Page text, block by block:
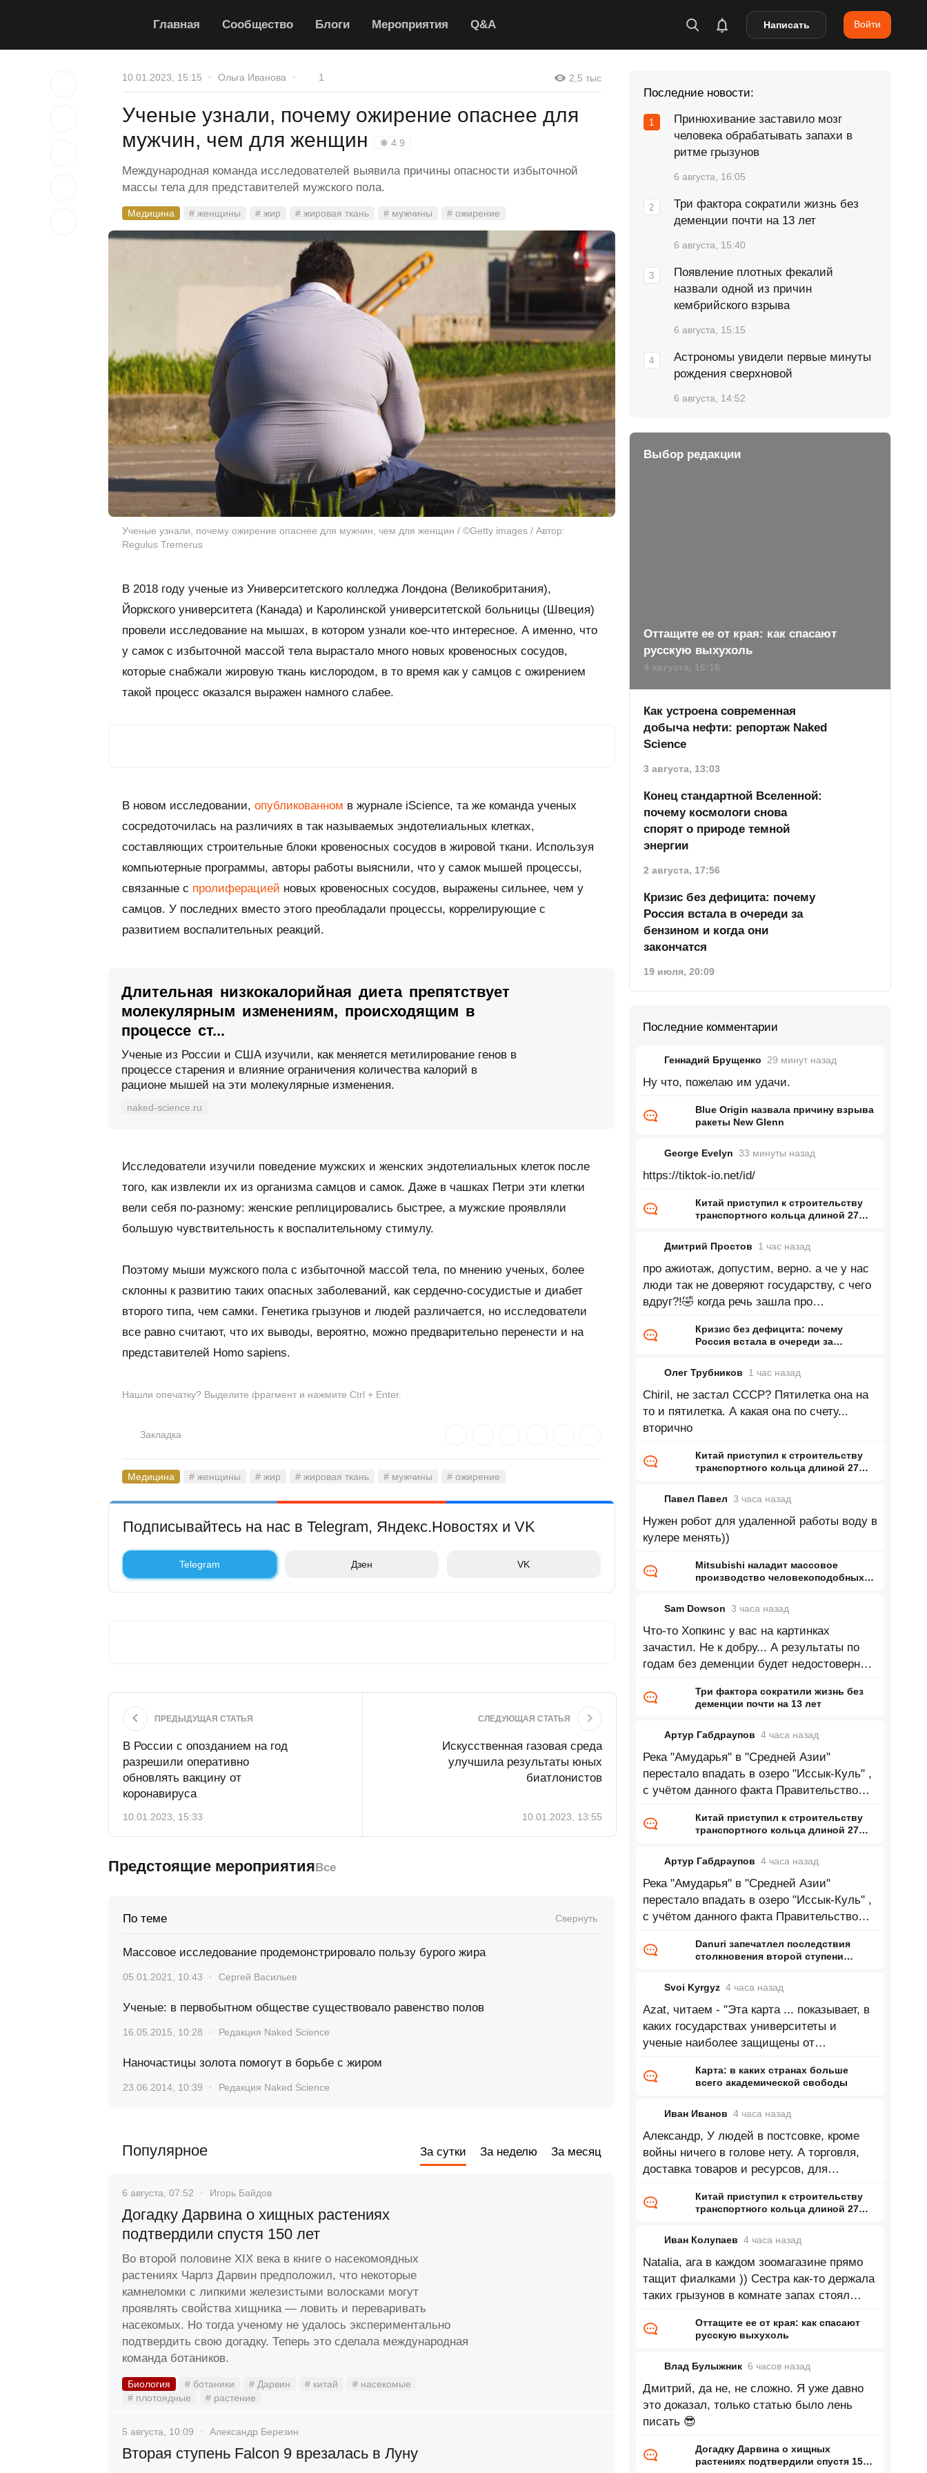
Главная Сообщество Блоги Мероприятия Q&A Написать Войти
10.01.2023, 15:15 Ольга Иванова 1 2,5 тыс
Ученые узнали, почему ожирение опаснее для
мужчин, чем для женщин
❋ 4.9
Международная команда исследователей выявила причины опасности избыточной
массы тела для представителей мужского пола.
Медицина # женщины # жир # жировая ткань # мужчины # ожирение
Ученые узнали, почему ожирение опаснее для мужчин, чем для женщин / ©Getty images / Автор:
Regulus Tremerus
В 2018 году ученые из Университетского колледжа Лондона (Великобритания),
Йоркского университета (Канада) и Каролинской университетской больницы (Швеция)
провели исследование на мышах, в котором узнали кое-что интересное. А именно, что
у самок с избыточной массой тела вырастало много новых кровеносных сосудов,
которые снабжали жировую ткань кислородом, в то время как у самцов с ожирением
такой процесс оказался выражен намного слабее.
В новом исследовании, опубликованном в журнале iScience, та же команда ученых
сосредоточилась на различиях в так называемых эндотелиальных клетках,
составляющих строительные блоки кровеносных сосудов в жировой ткани. Используя
компьютерные программы, авторы работы выяснили, что у самок мышей процессы,
связанные с пролиферацией новых кровеносных сосудов, выражены сильнее, чем у
самцов. У последних вместо этого преобладали процессы, коррелирующие с
развитием воспалительных реакций.
Длительная низкокалорийная диета препятствует
молекулярным изменениям, происходящим в
процессе ст...
Ученые из России и США изучили, как меняется метилирование генов в
процессе старения и влияние ограничения количества калорий в
рационе мышей на эти молекулярные изменения.
naked-science.ru
Исследователи изучили поведение мужских и женских эндотелиальных клеток после
того, как извлекли их из организма самцов и самок. Даже в чашках Петри эти клетки
вели себя по-разному: женские реплицировались быстрее, а мужские проявляли
большую чувствительность к воспалительному стимулу.
Поэтому мыши мужского пола с избыточной массой тела, по мнению ученых, более
склонны к развитию таких опасных заболеваний, как сердечно-сосудистые и диабет
второго типа, чем самки. Генетика грызунов и людей различается, но исследователи
все равно считают, что их выводы, вероятно, можно предварительно перенести и на
представителей Homo sapiens.
Нашли опечатку? Выделите фрагмент и нажмите Ctrl + Enter.
Закладка
Медицина # женщины # жир # жировая ткань # мужчины # ожирение
Подписывайтесь на нас в Telegram, Яндекс.Новостях и VK
Telegram Дзен VK
ПРЕДЫДУЩАЯ СТАТЬЯ
В России с опозданием на год
разрешили оперативно
обновлять вакцину от
коронавируса
10.01.2023, 15:33
СЛЕДУЮЩАЯ СТАТЬЯ
Искусственная газовая среда
улучшила результаты юных
биатлонистов
10.01.2023, 13:55
Предстоящие мероприятияВсе
По теме Свернуть
Массовое исследование продемонстрировало пользу бурого жира
05.01.2021, 10:43 Сергей Васильев
Ученые: в первобытном обществе существовало равенство полов
16.05.2015, 10:28 Редакция Naked Science
Наночастицы золота помогут в борьбе с жиром
23.06.2014, 10:39 Редакция Naked Science
Популярное За сутки За неделю За месяц
6 августа, 07:52 Игорь Байдов
Догадку Дарвина о хищных растениях
подтвердили спустя 150 лет
Во второй половине XIX века в книге о насекомоядных
растениях Чарлз Дарвин предположил, что некоторые
камнеломки с липкими железистыми волосками могут
проявлять свойства хищника — ловить и переваривать
насекомых. Но тогда ученому не удалось экспериментально
подтвердить свою догадку. Теперь это сделала международная
команда ботаников.
Биология # ботаники # Дарвин # китай
# насекомые
# плотоядные
# растение
5 августа, 10:09 Александр Березин
Вторая ступень Falcon 9 врезалась в Луну
Последние новости:
Принюхивание заставило мозг
человека обрабатывать запахи в
ритме грызунов
6 августа, 16:05
Три фактора сократили жизнь без
деменции почти на 13 лет
6 августа, 15:40
Появление плотных фекалий
назвали одной из причин
кембрийского взрыва
6 августа, 15:15
Астрономы увидели первые минуты
рождения сверхновой
6 августа, 14:52
Выбор редакции
Оттащите ее от края: как спасают
русскую выхухоль
4 августа, 16:16
Как устроена современная
добыча нефти: репортаж Naked
Science
3 августа, 13:03
Конец стандартной Вселенной:
почему космологи снова
спорят о природе темной
энергии
2 августа, 17:56
Кризис без дефицита: почему
Россия встала в очереди за
бензином и когда они
закончатся
19 июля, 20:09
Последние комментарии
Геннадий Брущенко 29 минут назад
Ну что, пожелаю им удачи.
Blue Origin назвала причину взрыва
ракеты New Glenn
George Evelyn 33 минуты назад
https://tiktok-io.net/id/
Китай приступил к строительству
транспортного кольца длиной 27
Дмитрий Простов
1 час назад
про ажиотаж, допустим, верно. а че у нас
люди так не доверяют государству, с чего
вдруг?!🤣 когда речь зашла про
Кризис без дефицита: почему
Россия встала в очереди за
Олег Трубников
1 час назад
Chiril, не застал СССР? Пятилетка она на
то и пятилетка. А какая она по счету...
вторично
Китай приступил к строительству
транспортного кольца длиной 27
Павел Павел 3 часа назад
Нужен робот для удаленной работы воду в
кулере менять))
Mitsubishi наладит массовое
производство человекоподобных
двигателей
Sam Dowson 3 часа назад
Что-то Хопкинс у вас на картинках
зачастил. Не к добру... А результаты по
годам без деменции будет недостоверны
Три фактора сократили жизнь без
деменции почти на 13 лет
Артур Габдраупов 4 часа назад
Река "Амударья" в "Средней Азии"
перестало впадать в озеро "Иссык-Куль" ,
с учётом данного факта Правительство
Китай приступил к строительству
транспортного кольца длиной 27
Артур Габдраупов 4 часа назад
Река "Амударья" в "Средней Азии"
перестало впадать в озеро "Иссык-Куль" ,
с учётом данного факта Правительство
Danuri запечатлел последствия
столкновения второй ступени
Svoi Kyrgyz 4 часа назад
Azat, читаем - "Эта карта ... показывает, в
каких государствах университеты и
ученые наиболее защищены от
Карта: в каких странах больше
всего академической свободы
Иван Иванов 4 часа назад
Александр, У людей в постсовке, кроме
войны ничего в голове нету. А торговля,
доставка товаров и ресурсов, для
Китай приступил к строительству
транспортного кольца длиной 27
Иван Колупаев 4 часа назад
Natalia, ага в каждом зоомагазине прямо
тащит фиалками )) Сестра как-то держала
таких грызунов в комнате запах стоял
Оттащите ее от края: как спасают
русскую выхухоль
Влад Булыжник 6 часов назад
Дмитрий, да не, не сложно. Я уже давно
это доказал, только статью было лень
писать 😎
Догадку Дарвина о хищных
растениях подтвердили спустя 150